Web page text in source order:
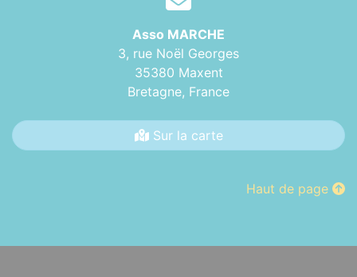
Asso MARCHE
3, rue Noël Georges
35380 Maxent
Bretagne, France
Sur la carte
Haut de page